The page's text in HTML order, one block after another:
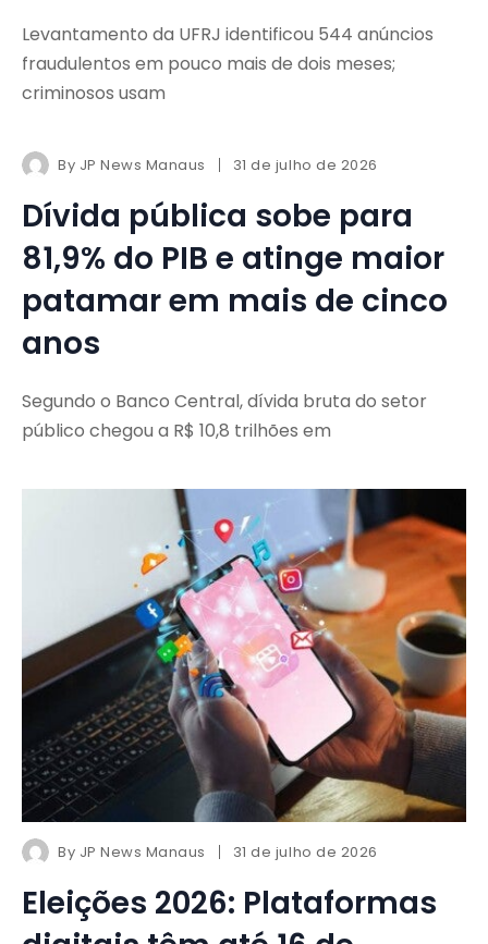
Levantamento da UFRJ identificou 544 anúncios
fraudulentos em pouco mais de dois meses;
criminosos usam
By JP News Manaus 31 de julho de 2026
Dívida pública sobe para
81,9% do PIB e atinge maior
patamar em mais de cinco
anos
Segundo o Banco Central, dívida bruta do setor
público chegou a R$ 10,8 trilhões em
By JP News Manaus 31 de julho de 2026
Eleições 2026: Plataformas